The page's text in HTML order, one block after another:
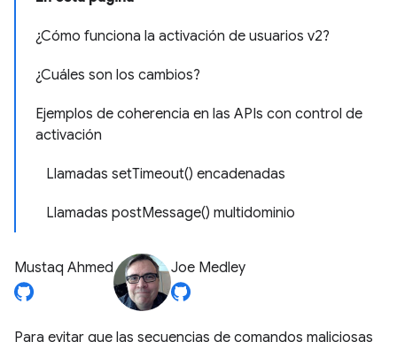
¿Cómo funciona la activación de usuarios v2?
¿Cuáles son los cambios?
Ejemplos de coherencia en las APIs con control de
activación
Llamadas setTimeout() encadenadas
Llamadas postMessage() multidominio
Mustaq Ahmed Joe Medley
Para evitar que las secuencias de comandos maliciosas